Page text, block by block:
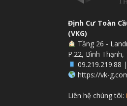
Định Cư Toàn
(VKG)
Tầng 26 -
P.22, Bình Thạnh,
09.219.219.88 |
https://vk-
Liên hệ chúng tôi: